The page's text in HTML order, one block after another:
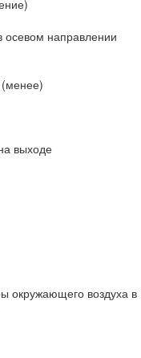
осевом направлении
выходе
окружающего воздуха в